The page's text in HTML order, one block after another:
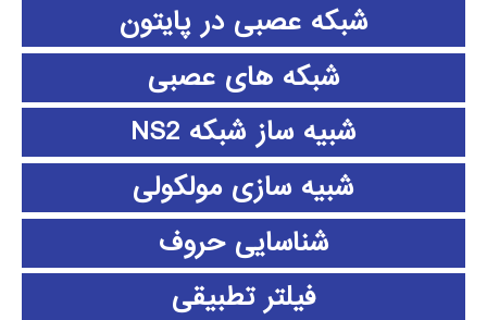
شبکه عصبی در پایتون
شبکه های عصبی
شبیه ساز شبکه NS2
شبیه سازی مولکولی
شناسایی حروف
فیلتر تطبیقی